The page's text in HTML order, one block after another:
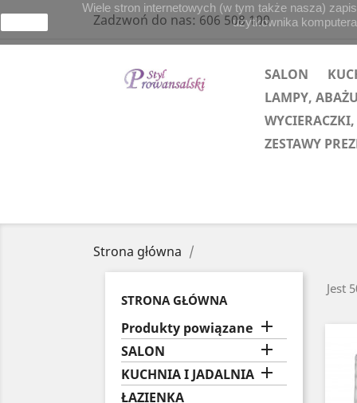
Zadzwoń do nas:606 508 100
SALON
LAMPY,
ZESTAWY
Strona główna
STRONA GŁÓWNA
Produkty powiązane 
SALON 
KUCHNIA I JADALNIA 
ŁAZIENKA
Jest
Wiele stron internetowych (w tym także nasza)
użytkownika